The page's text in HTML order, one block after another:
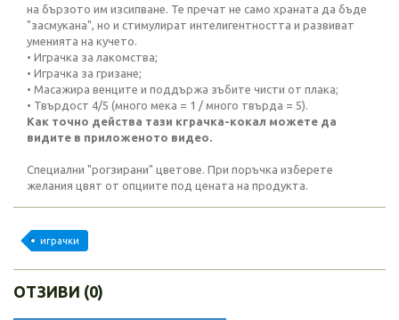
на бързото им изсипване. Те пречат не само храната да бъде
"засмукана", но и стимулират интелигентността и развиват
уменията на кучето.
• Играчка за лакомства;
• Играчка за гризане;
• Масажира венците и поддържа зъбите чисти от плака;
• Твърдост 4/5 (много мека = 1 / много твърда = 5).
Как точно действа тази кграчка-кокал можете да
видите в приложеното видео.
Специални "рогзирани" цветове. При поръчка изберете
желания цвят от опциите под цената на продукта.
играчки
ОТЗИВИ (0)